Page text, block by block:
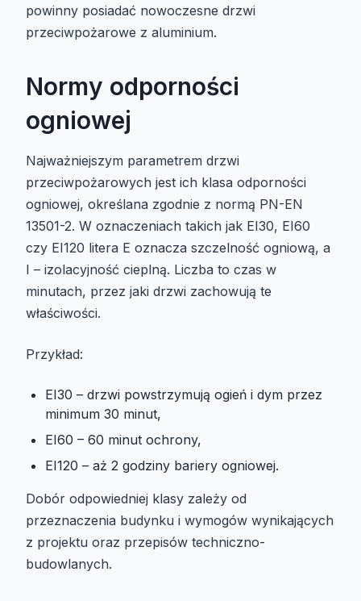
powinny posiadać nowoczesne drzwi
przeciwpożarowe z aluminium.
Normy odporności
ogniowej
Najważniejszym parametrem drzwi
przeciwpożarowych jest ich klasa odporności
ogniowej, określana zgodnie z normą PN-EN
13501-2. W oznaczeniach takich jak EI30, EI60
czy EI120 litera E oznacza szczelność ogniową, a
I – izolacyjność cieplną. Liczba to czas w
minutach, przez jaki drzwi zachowują te
właściwości.
Przykład:
EI30 – drzwi powstrzymują ogień i dym przez
minimum 30 minut,
EI60 – 60 minut ochrony,
EI120 – aż 2 godziny bariery ogniowej.
Dobór odpowiedniej klasy zależy od
przeznaczenia budynku i wymogów wynikających
z projektu oraz przepisów techniczno-
budowlanych.